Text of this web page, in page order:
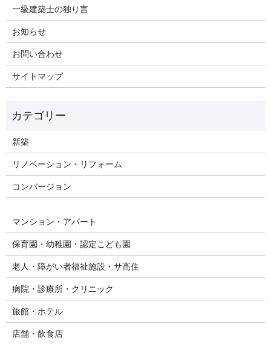
一級建築士の独り言
お知らせ
お問い合わせ
サイトマップ
新築
リノベーション・リフォーム
コンバージョン
マンション・アパート
保育園・幼稚園・認定こども園
老人・障がい者福祉施設・サ高住
病院・診療所・クリニック
旅館・ホテル
店舗・飲食店